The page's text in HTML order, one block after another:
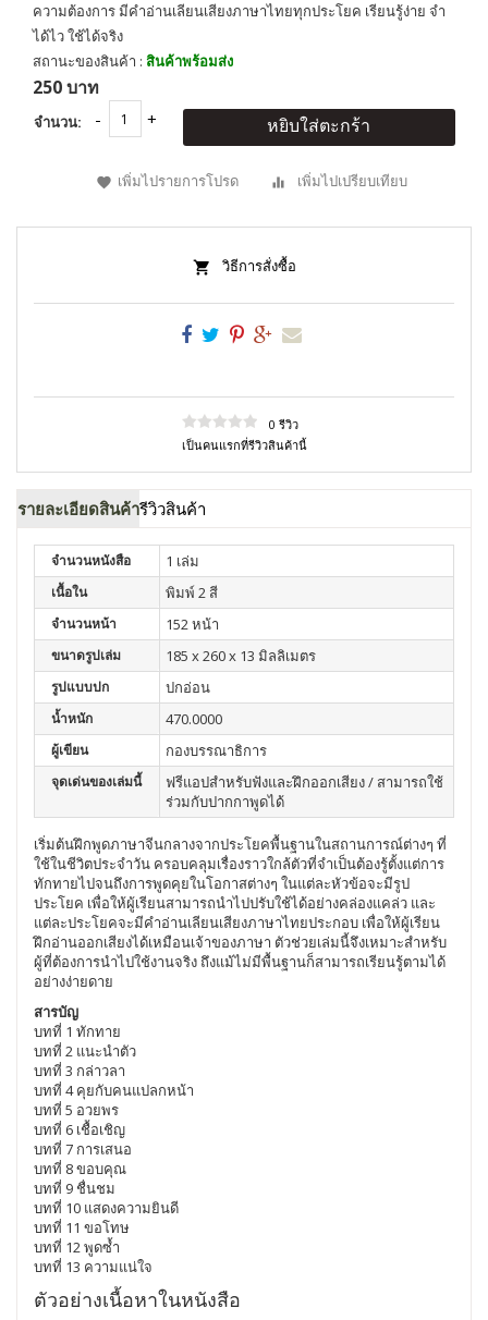
ความต้องการ มีคำอ่านเลียนเสียงภาษาไทยทุกประโยค เรียนรู้ง่าย จำ
ได้ไว ใช้ได้จริง
สถานะของสินค้า : สินค้าพร้อมส่ง
250 บาท
จำนวน: หยิบใส่ตะกร้า
เพิ่มไปรายการโปรด เพิ่มไปเปรียบเทียบ
วิธีการสั่งซื้อ
0 รีวิว
เป็นคนแรกที่รีวิวสินค้านี้
รายละเอียดสินค้ารีวิวสินค้า
จำนวนหนังสือ 1 เล่ม
เนื้อใน พิมพ์ 2 สี
จำนวนหน้า 152 หน้า
ขนาดรูปเล่ม 185 x 260 x 13 มิลลิเมตร
รูปแบบปก ปกอ่อน
น้ำหนัก 470.0000
ผู้เขียน กองบรรณาธิการ
จุดเด่นของเล่มนี้
ฟรีแอปสำหรับฟังและฝึกออกเสียง / สามารถใช้
ร่วมกับปากกาพูดได้
เริ่มต้นฝึกพูดภาษาจีนกลางจากประโยคพื้นฐานในสถานการณ์ต่างๆ ที่
ใช้ในชีวิตประจำวัน ครอบคลุมเรื่องราวใกล้ตัวที่จำเป็นต้องรู้ตั้งแต่การ
ทักทายไปจนถึงการพูดคุยในโอกาสต่างๆ ในแต่ละหัวข้อจะมีรูป
ประโยค เพื่อให้ผู้เรียนสามารถนำไปปรับใช้ได้อย่างคล่องแคล่ว และ
แต่ละประโยคจะมีคำอ่านเลียนเสียงภาษาไทยประกอบ เพื่อให้ผู้เรียน
ฝึกอ่านออกเสียงได้เหมือนเจ้าของภาษา ตัวช่วยเล่มนี้จึงเหมาะสำหรับ
ผู้ที่ต้องการนำไปใช้งานจริง ถึงแม้ไม่มีพื้นฐานก็สามารถเรียนรู้ตามได้
อย่างง่ายดาย
สารบัญ
บทที่ 1 ทักทาย
บทที่ 2 แนะนำตัว
บทที่ 3 กล่าวลา
บทที่ 4 คุยกับคนแปลกหน้า
บทที่ 5 อวยพร
บทที่ 6 เชื้อเชิญ
บทที่ 7 การเสนอ
บทที่ 8 ขอบคุณ
บทที่ 9 ชื่นชม
บทที่ 10 แสดงความยินดี
บทที่ 11 ขอโทษ
บทที่ 12 พูดซ้ำ
บทที่ 13 ความแน่ใจ
ตัวอย่างเนื้อหาในหนังสือ